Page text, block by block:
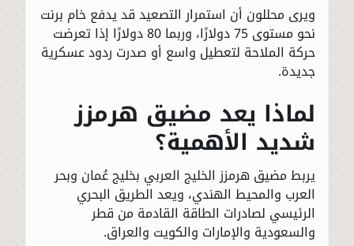
ويرى محللون أن استمرار التصعيد قد يدفع خام برنت
نحو مستوى 75 دولارًا، وربما 80 دولارًا إذا تعرضت
حركة الملاحة لتعطيل واسع أو صدرت ردود عسكرية
جديدة.
لماذا يعد مضيق هرمزز
شديد الأهمية؟
يربط مضيق هرمزز الخليج العربي بخليج عُمان وبحر
العرب والمحيط الهندي، ويعد الطريق البحري
الرئيسي لصادرات الطاقة القادمة من قطر
والسعودية والإمارات والكويت والعراق.